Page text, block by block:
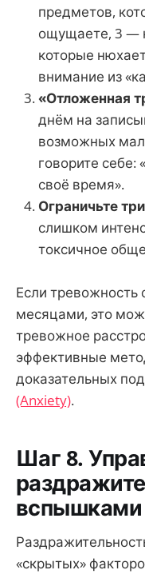
предметов,
ощущаете, 3 —
которые
внимание из
«Отложенная
днём на
возможных
говорите себе:
своё время».
Ограничьте
слишком
токсичное
Если тревожность
месяцами, это
тревожное
эффективные
доказательных
(Anxiety).
Шаг 8.
вспышками
«скрытых»